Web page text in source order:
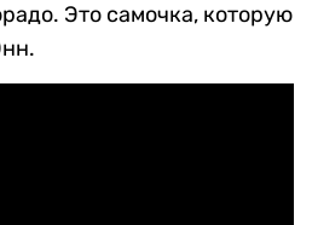
Это самочка, которую